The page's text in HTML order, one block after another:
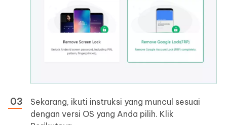
Sekarang, ikuti instruksi yang muncul sesuai
dengan versi OS yang Anda pilih. Klik